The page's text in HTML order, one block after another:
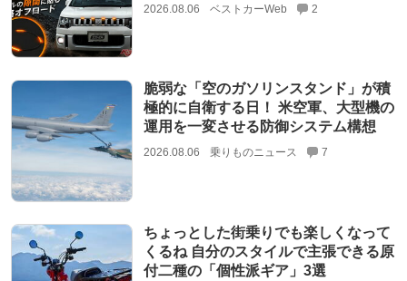
2026.08.06 ベストカーWeb 2
脆弱な「空のガソリンスタンド」が積
極的に自衛する日！ 米空軍、大型機の
運用を一変させる防御システム構想
2026.08.06 乗りものニュース 7
ちょっとした街乗りでも楽しくなって
くるね 自分のスタイルで主張できる原
付二種の「個性派ギア」3選